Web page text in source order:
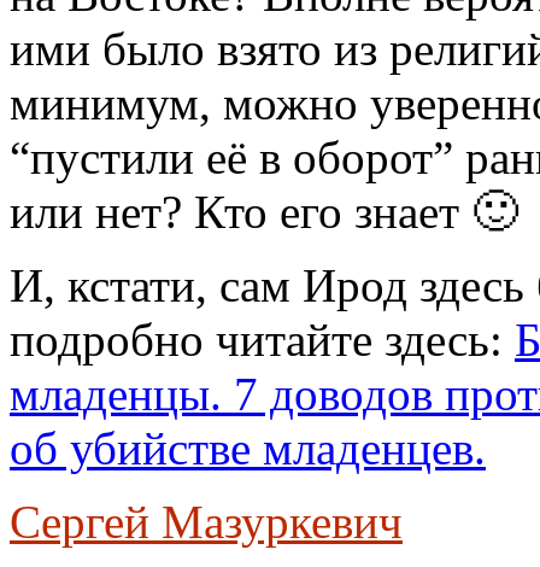
ими было взято из
минимум, можно
“пустили её в оборот”
или нет? Кто его знает 🙂
И, кстати, сам Ирод
подробно читайте здесь:
младенцы. 7 доводов
об убийстве младенцев.
Сергей Мазуркевич